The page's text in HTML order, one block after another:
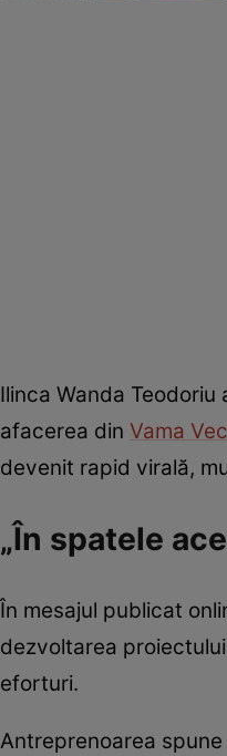
Ilinca Wanda
afacerea din Vama
devenit rapid virală,
„În spatele
În mesajul publicat
dezvoltarea
eforturi.
Antreprenoarea